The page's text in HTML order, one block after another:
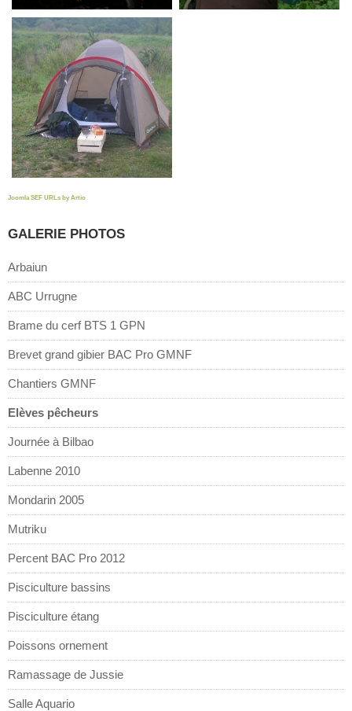
Joomla SEF URLs by Artio
GALERIE PHOTOS
Arbaiun
ABC Urrugne
Brame du cerf BTS 1 GPN
Brevet grand gibier BAC Pro GMNF
Chantiers GMNF
Elèves pêcheurs
Journée à Bilbao
Labenne 2010
Mondarin 2005
Mutriku
Percent BAC Pro 2012
Pisciculture bassins
Pisciculture étang
Poissons ornement
Ramassage de Jussie
Salle Aquario